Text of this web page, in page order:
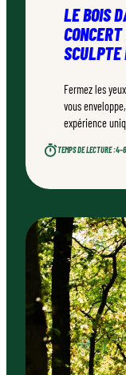
LE BOIS
SCULPTE
Fermez les
vous
expérience
TEMPS DE LECTURE :